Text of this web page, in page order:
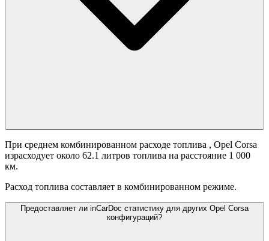
При среднем комбинированном расходе топлива , Opel Corsa
израсходует около 62.1 литров топлива на расстояние 1 000
км.
Расход топлива составляет в комбинированном режиме.
Предоставляет ли inCarDoc статистику для других Opel Corsa
конфигураций?